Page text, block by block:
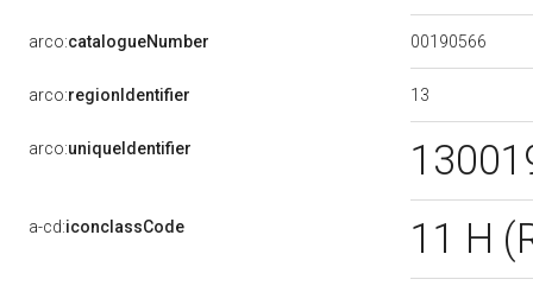
arco:catalogueNumber 00190566
arco:regionIdentifier 13
arco:uniqueIdentifier
a-cd:iconclassCode 11 H